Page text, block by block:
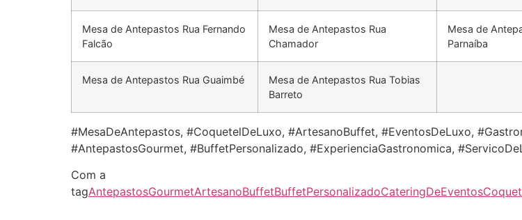
Mesa de Antepastos Rua Fernando
Falcão
Mesa de Antepastos Rua
Chamador
Mesa de
Parnaíba
Mesa de Antepastos Rua Guaimbé
Mesa de Antepastos Rua Tobias
Barreto
#MesaDeAntepastos, #CoquetelDeLuxo, #ArtesanoBuffet, #EventosDeLuxo,
#AntepastosGourmet, #BuffetPersonalizado, #ExperienciaGastronomica,
Com a
tagAntepastosGourmetArtesanoBuffetBuffetPersonalizadoCateringDeEventos